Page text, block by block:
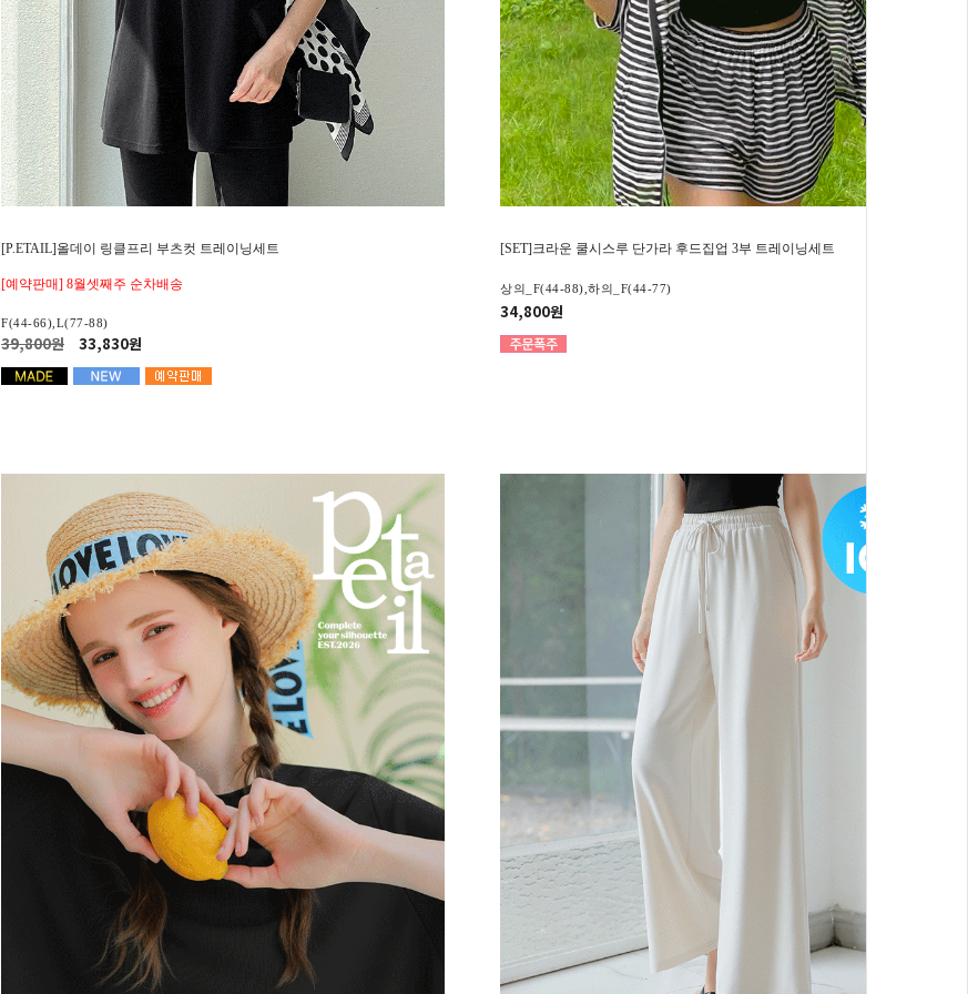
[P.ETAIL]올데이 링클프리 부츠컷 트레이닝세트
[예약판매] 8월셋째주 순차배송
F(44-66),L(77-88)
39,800원 33,830원
[SET]크라운 쿨시스루 단가라 후드집업 3부 트레이닝세트
상의_F(44-88),하의_F(44-77)
34,800원